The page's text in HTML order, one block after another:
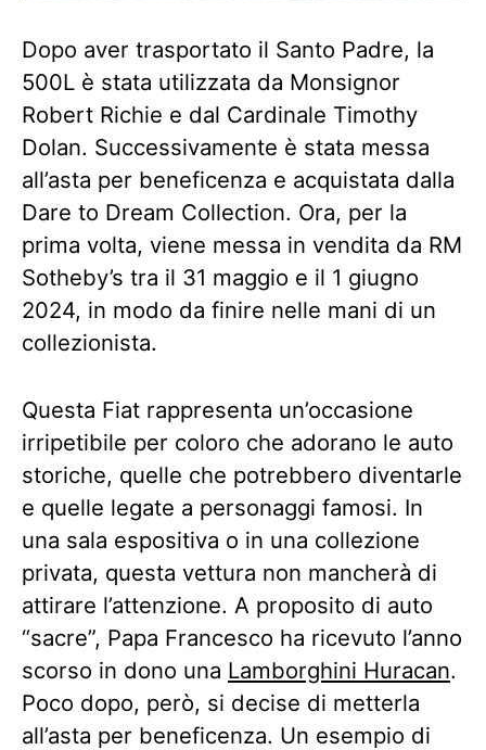
Dopo aver trasportato il Santo Padre, la
500L è stata utilizzata da Monsignor
Robert Richie e dal Cardinale Timothy
Dolan. Successivamente è stata messa
all’asta per beneficenza e acquistata dalla
Dare to Dream Collection. Ora, per la
prima volta, viene messa in vendita da RM
Sotheby’s tra il 31 maggio e il 1 giugno
2024, in modo da finire nelle mani di un
collezionista.
Questa Fiat rappresenta un’occasione
irripetibile per coloro che adorano le auto
storiche, quelle che potrebbero diventarle
e quelle legate a personaggi famosi. In
una sala espositiva o in una collezione
privata, questa vettura non mancherà di
attirare l’attenzione. A proposito di auto
“sacre”, Papa Francesco ha ricevuto l’anno
scorso in dono una Lamborghini Huracan.
Poco dopo, però, si decise di metterla
all’asta per beneficenza. Un esempio di